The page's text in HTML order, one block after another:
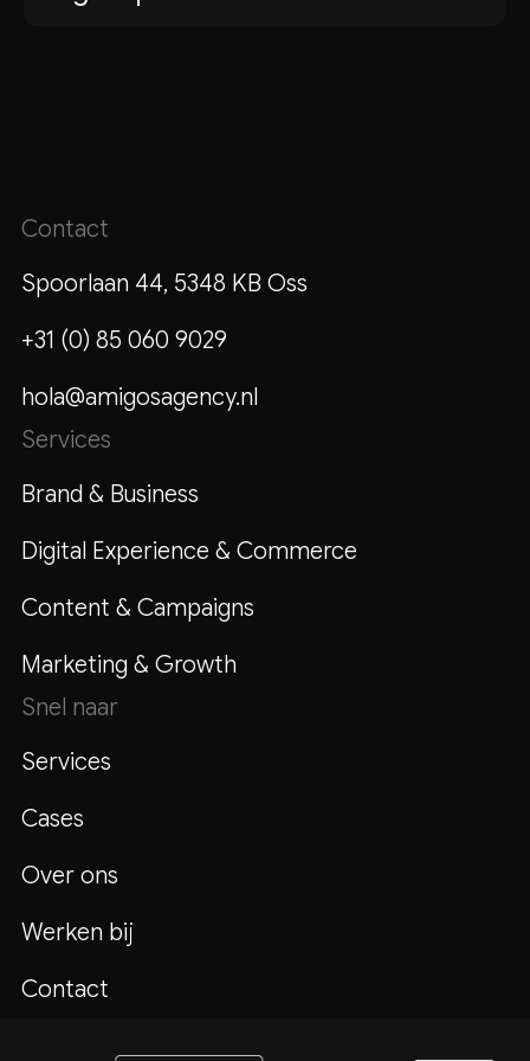
Contact
Spoorlaan 44, 5348 KB Oss
+31 (0) 85 060 9029
hola@amigosagency.nl
Services
Brand & Business
Digital Experience & Commerce
Content & Campaigns
Marketing & Growth
Snel naar
Services
Cases
Over ons
Werken bij
Contact